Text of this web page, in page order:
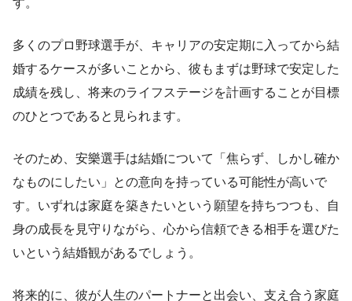
す。
多くのプロ野球選手が、キャリアの安定期に入ってから結
婚するケースが多いことから、彼もまずは野球で安定した
成績を残し、将来のライフステージを計画することが目標
のひとつであると見られます。
そのため、安樂選手は結婚について「焦らず、しかし確か
なものにしたい」との意向を持っている可能性が高いで
す。いずれは家庭を築きたいという願望を持ちつつも、自
身の成長を見守りながら、心から信頼できる相手を選びた
いという結婚観があるでしょう。
将来的に、彼が人生のパートナーと出会い、支え合う家庭